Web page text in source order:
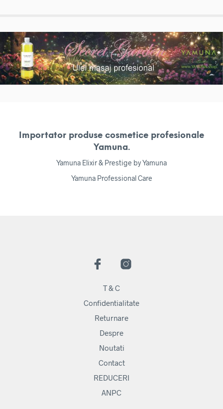
Importator produse cosmetice profesionale
Yamuna.
Yamuna Elixir & Prestige by Yamuna
Yamuna Professional Care
T & C
Confidentialitate
Returnare
Despre
Noutati
Contact
REDUCERI
ANPC